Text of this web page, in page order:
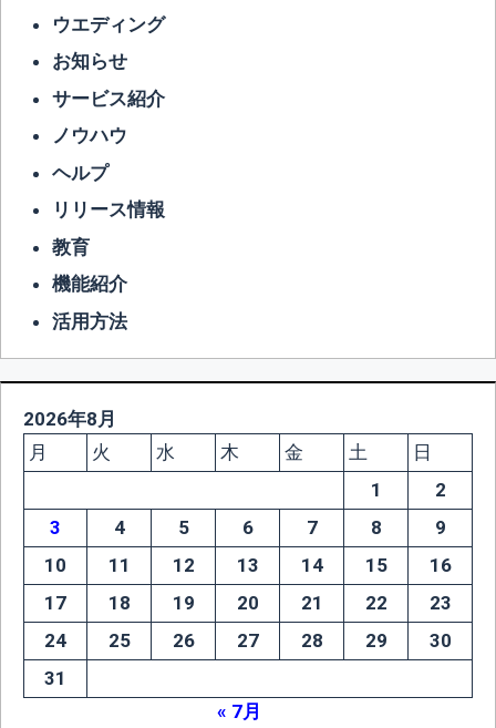
ウエディング
お知らせ
サービス紹介
ノウハウ
ヘルプ
リリース情報
教育
機能紹介
活用方法
2026年8月
月
火 水 木 金 土
日
1
2
3
4 5 6 7 8
9
10
11 12 13 14 15
16
17
18 19 20 21 22
23
24
25 26 27 28 29
30
31
« 7月